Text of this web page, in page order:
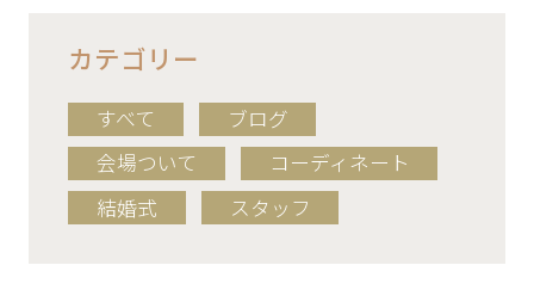
カテゴリー
すべて
ブログ
会場ついて
コーディネート
結婚式
スタッフ